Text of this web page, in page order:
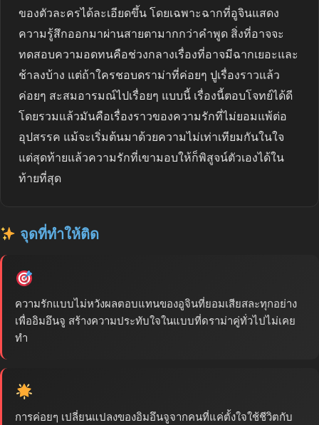
ของตัวละครได้ละเอียดขึ้น โดยเฉพาะฉากที่อูจินแสดง
ความรู้สึกออกมาผ่านสายตามากกว่าคำพูด สิ่งที่อาจจะ
ทดสอบความอดทนคือช่วงกลางเรื่องที่อาจมีฉากเยอะและ
ช้าลงบ้าง แต่ถ้าใครชอบดราม่าที่ค่อยๆ ปูเรื่องราวแล้ว
ค่อยๆ สะสมอารมณ์ไปเรื่อยๆ แบบนี้ เรื่องนี้ตอบโจทย์ได้ดี
โดยรวมแล้วมันคือเรื่องราวของความรักที่ไม่ยอมแพ้ต่อ
อุปสรรค แม้จะเริ่มต้นมาด้วยความไม่เท่าเทียมกันในใจ
แต่สุดท้ายแล้วความรักที่เขามอบให้ก็พิสูจน์ตัวเองได้ใน
ท้ายที่สุด
จุดที่ทำให้ติด
ความรักแบบไม่หวังผลตอบแทนของอูจินที่ยอมเสียสละทุกอย่าง
เพื่ออิมอึนจู สร้างความประทับใจในแบบที่ดราม่าคู่ทั่วไปไม่เคย
ทำ
การค่อยๆ เปลี่ยนแปลงของอิมอึนจูจากคนที่แค่ตั้งใจใช้ชีวิตกับ